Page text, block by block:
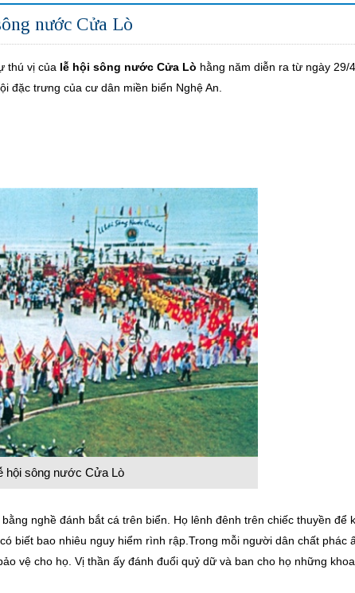
nước Cửa Lò
thú vị của lễ hội sông nước Cửa Lò hằng năm diễn ra từ ngày 29/
đặc trưng của cư dân miền biển Nghệ An.
hội sông nước Cửa Lò
nghề đánh bắt cá trên biển. Họ lênh đênh trên chiếc thuyền để
biết bao nhiêu nguy hiểm rình rập.Trong mỗi người dân chất phác
vệ cho họ. Vị thần ấy đánh đuổi quỷ dữ và ban cho họ những